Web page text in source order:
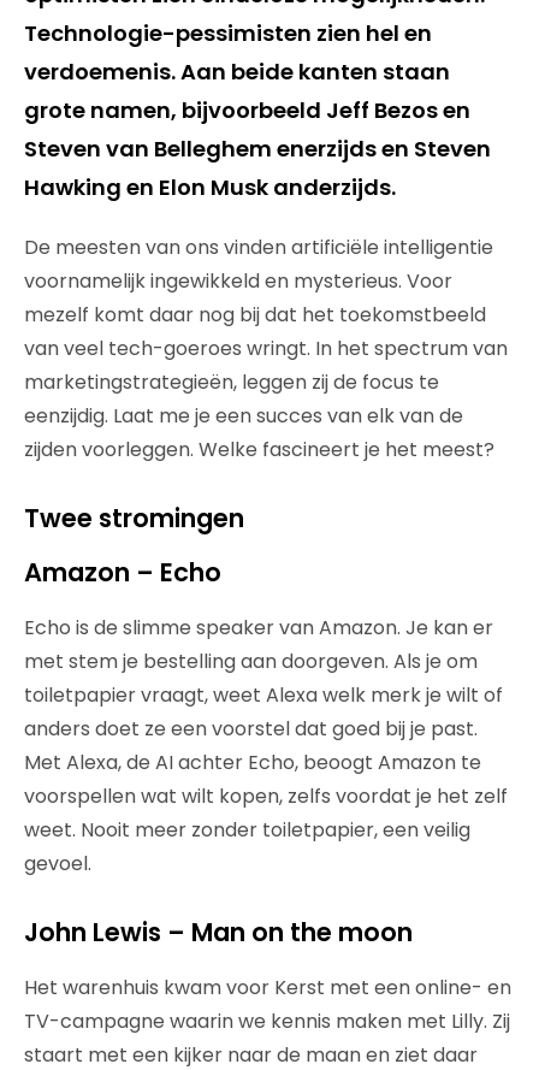
Technologie-pessimisten zien hel en
verdoemenis. Aan beide kanten staan
grote namen, bijvoorbeeld Jeff Bezos en
Steven van Belleghem enerzijds en Steven
Hawking en Elon Musk anderzijds.
De meesten van ons vinden artificiële intelligentie
voornamelijk ingewikkeld en mysterieus. Voor
mezelf komt daar nog bij dat het toekomstbeeld
van veel tech-goeroes wringt. In het spectrum van
marketingstrategieën, leggen zij de focus te
eenzijdig. Laat me je een succes van elk van de
zijden voorleggen. Welke fascineert je het meest?
Twee stromingen
Amazon – Echo
Echo is de slimme speaker van Amazon. Je kan er
met stem je bestelling aan doorgeven. Als je om
toiletpapier vraagt, weet Alexa welk merk je wilt of
anders doet ze een voorstel dat goed bij je past.
Met Alexa, de AI achter Echo, beoogt Amazon te
voorspellen wat wilt kopen, zelfs voordat je het zelf
weet. Nooit meer zonder toiletpapier, een veilig
gevoel.
John Lewis – Man on the moon
Het warenhuis kwam voor Kerst met een online- en
TV-campagne waarin we kennis maken met Lilly. Zij
staart met een kijker naar de maan en ziet daar